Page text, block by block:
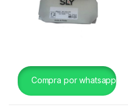
Compra por whatsapp